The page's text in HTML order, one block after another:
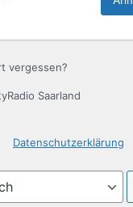
vergessen?
Saarland
Datenschutzerklärung